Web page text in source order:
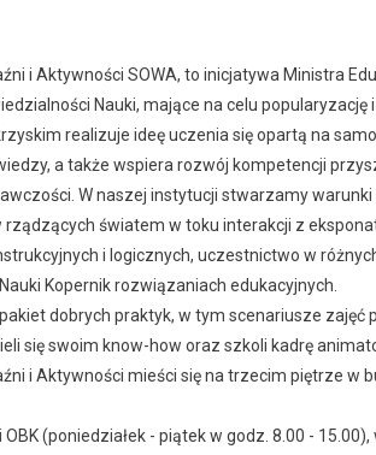
i Aktywności SOWA, to inicjatywa Ministra
Nauki, mające na celu
realizuje ideę uczenia się opartą na
a także wspiera rozwój kompetencji
W naszej instytucji stwarzamy
rządzących światem w toku interakcji z
i logicznych, uczestnictwo w
Kopernik rozwiązaniach edukacyjnych.
dobrych praktyk, w tym scenariusze
się swoim know-how oraz szkoli kadrę
i Aktywności mieści się na trzecim piętrze w
(poniedziałek - piątek w godz. 8.00 -